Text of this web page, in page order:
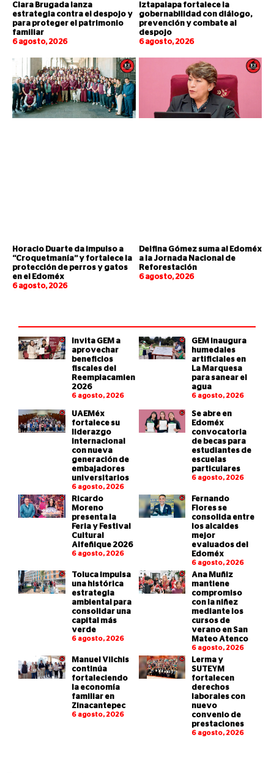
Clara Brugada lanza
estrategia contra el despojo y
para proteger el patrimonio
familiar
6 agosto, 2026
Iztapalapa fortalece la
gobernabilidad con diálogo,
prevención y combate al
despojo
6 agosto, 2026
Horacio Duarte da impulso a
“Croquetmanía” y fortalece la
protección de perros y gatos
en el Edoméx
6 agosto, 2026
Delfina Gómez suma al Edoméx
a la Jornada Nacional de
Reforestación
6 agosto, 2026
Invita GEM a
aprovechar
beneficios
fiscales del
Reemplacamiento
2026
6 agosto, 2026
GEM inaugura
humedales
artificiales en
La Marquesa
para sanear el
agua
6 agosto, 2026
UAEMéx
fortalece su
liderazgo
internacional
con nueva
generación de
embajadores
universitarios
6 agosto, 2026
Se abre en
Edoméx
convocatoria
de becas para
estudiantes de
escuelas
particulares
6 agosto, 2026
Ricardo
Moreno
presenta la
Feria y Festival
Cultural
Alfeñique 2026
6 agosto, 2026
Fernando
Flores se
consolida entre
los alcaldes
mejor
evaluados del
Edoméx
6 agosto, 2026
Toluca impulsa
una histórica
estrategia
ambiental para
consolidar una
capital más
verde
6 agosto, 2026
Ana Muñiz
mantiene
compromiso
con la niñez
mediante los
cursos de
verano en San
Mateo Atenco
6 agosto, 2026
Manuel Vilchis
continúa
fortaleciendo
la economía
familiar en
Zinacantepec
6 agosto, 2026
Lerma y
SUTEYM
fortalecen
derechos
laborales con
nuevo
convenio de
prestaciones
6 agosto, 2026